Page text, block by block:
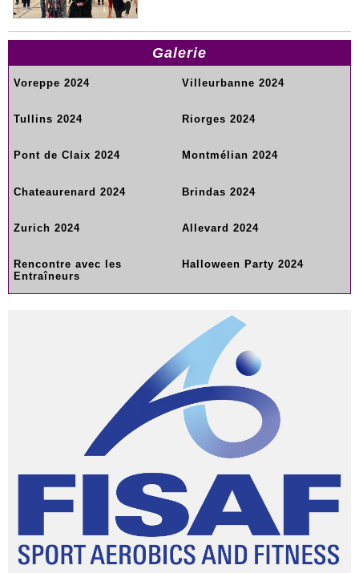
Galerie
Voreppe 2024 Villeurbanne 2024
Tullins 2024 Riorges 2024
Pont de Claix 2024 Montmélian 2024
Chateaurenard 2024 Brindas 2024
Zurich 2024 Allevard 2024
Rencontre avec les
Entraîneurs
Halloween Party 2024